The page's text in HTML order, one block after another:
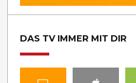
DAS TV IMMER MIT DIR